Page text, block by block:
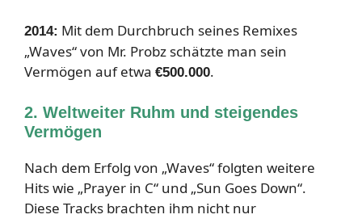
2014: Mit dem Durchbruch seines Remixes
„Waves“ von Mr. Probz schätzte man sein
Vermögen auf etwa €500.000.
2. Weltweiter Ruhm und steigendes
Vermögen
Nach dem Erfolg von „Waves“ folgten weitere
Hits wie „Prayer in C“ und „Sun Goes Down“.
Diese Tracks brachten ihm nicht nur